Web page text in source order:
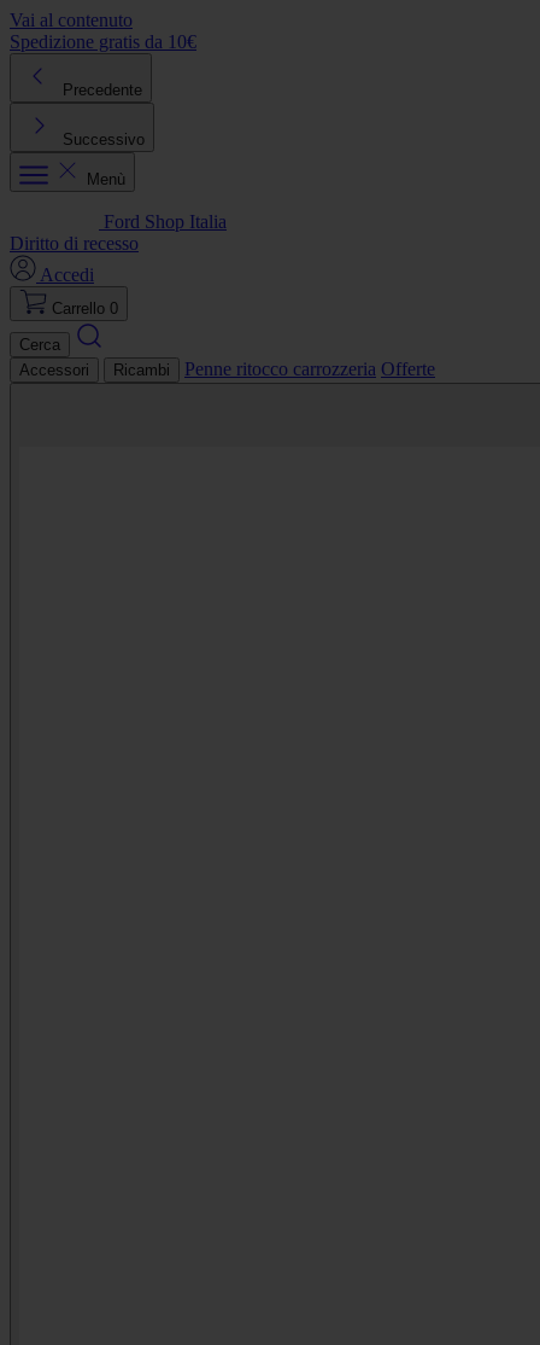
Vai al contenuto
Spedizione gratis da 10€
Precedente
Successivo
Menù
Ford Shop Italia
Diritto di recesso
Accedi
Carrello 0
Cerca
Accessori
Ricambi Penne ritocco carrozzeria Offerte